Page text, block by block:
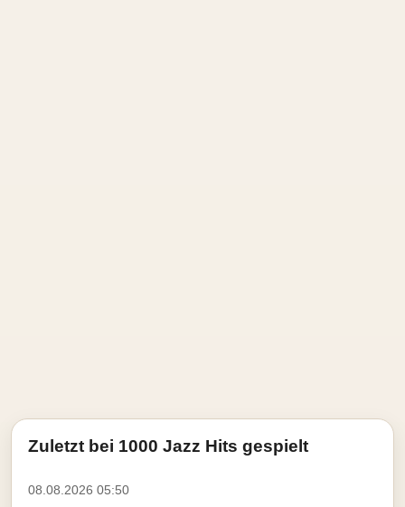
Zuletzt bei 1000 Jazz Hits gespielt
08.08.2026 05:50